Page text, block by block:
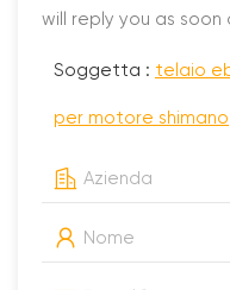
will reply you as soon
Soggetta : telaio
per motore shimano